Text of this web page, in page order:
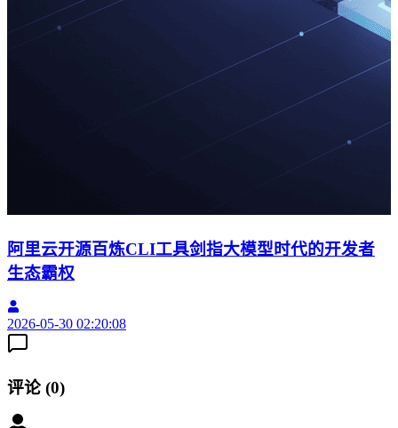
阿里云开源百炼CLI工具剑指大模型时代的开发者
生态霸权
2026-05-30 02:20:08
评论 (0)